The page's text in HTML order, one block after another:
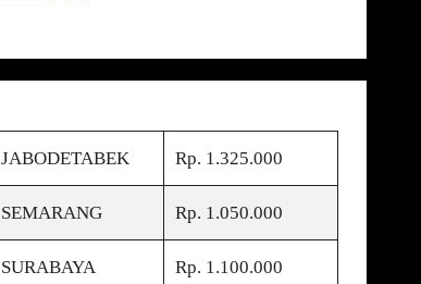
JABODETABEK Rp. 1.325.000
SEMARANG Rp. 1.050.000
SURABAYA Rp. 1.100.000